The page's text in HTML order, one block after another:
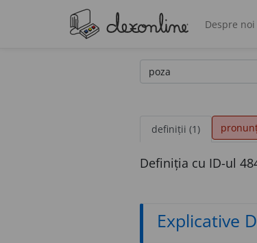
Despre noi
definiții (1)
Definiția cu ID-ul
Explicative